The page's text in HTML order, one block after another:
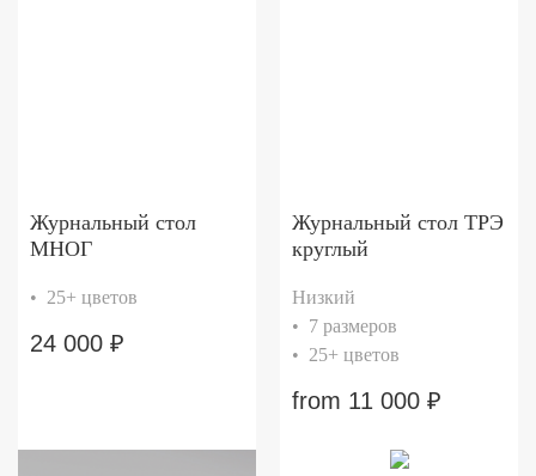
Журнальный стол
МНОГ
• 25+ цветов
24 000 ₽
Журнальный стол ТРЭ
круглый
Низкий
• 7 размеров
• 25+ цветов
from 11 000 ₽